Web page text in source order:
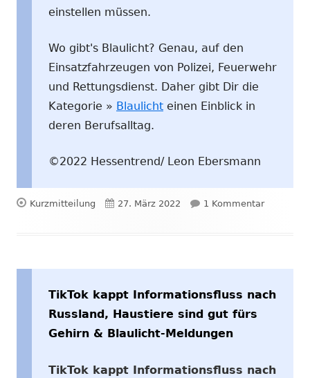
einstellen müssen.
Wo gibt's Blaulicht? Genau, auf den
Einsatzfahrzeugen von Polizei, Feuerwehr
und Rettungsdienst. Daher gibt Dir die
Kategorie » Blaulicht einen Einblick in
deren Berufsalltag.
©2022 Hessentrend/ Leon Ebersmann
Format
Kurzmitteilung Veröffentlicht
27. März 2022 1 Kommentarzu
TikTok kappt Informationsfluss nach
Russland, Haustiere sind gut fürs
Gehirn & Blaulicht-Meldungen
TikTok kappt Informationsfluss nach